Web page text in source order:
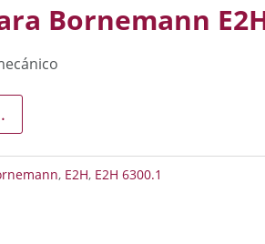
Bornemann
E2H 6300.1 cantidad
, E2H, E2H 6300.1